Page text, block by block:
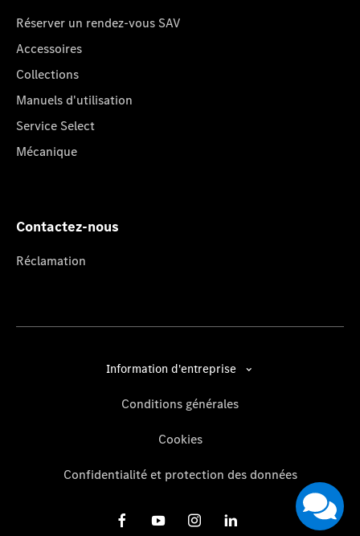
Réserver un rendez-vous SAV
Accessoires
Collections
Manuels d'utilisation
Service Select
Mécanique
Contactez-nous
Réclamation
Information d'entreprise
Conditions générales
Cookies
Confidentialité et protection des données